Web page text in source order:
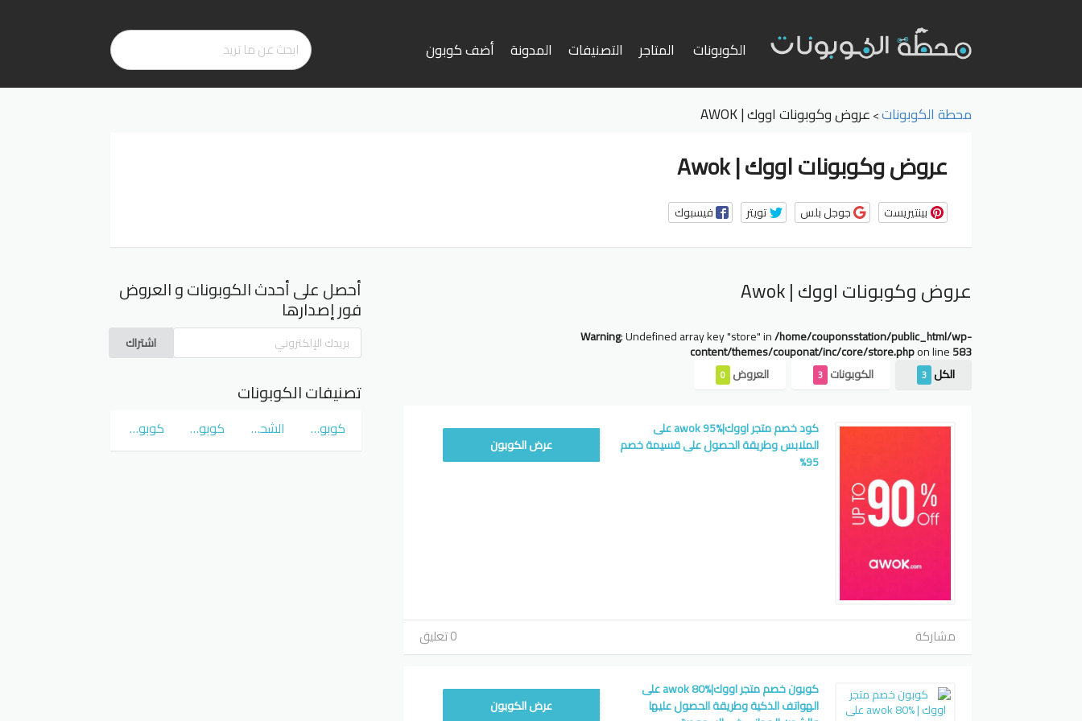
إلى
المحتوى
الكوبونات المتاجر التصنيفات المدونة أضف كوبون
محطة الكوبونات>عروض وكوبونات اووك | AWOK
عروض وكوبونات اووك | Awok
فيسبوك تويتر جوجل بلس بينتيريست
عروض وكوبونات اووك | Awok
Warning: Undefined array key "store" in/home/couponsstation/public_html/wp-
content/themes/couponat/inc/core/store.phpon line583
الكل 3 الكوبونات 3 العروض 0
كود خصم متجر اووك|awok 95% على
الملابس وطريقة الحصول على قسيمة خصم
95%
عرض الكوبون
مشاركة 0 تعليق
كوبون خصم متجر اووك|awok 80% على
الهواتف الذكية وطريقة الحصول عليها
عرض الكوبون
أحصل على أحدث الكوبونات و العروض
فور إصدارها
اشتراك
تصنيفات الكوبونات
كوبونات و عروض سوق كوم الشحن المجاني كوبونات و عروض نمشي Namshi كوبونات و عروض نون Noon